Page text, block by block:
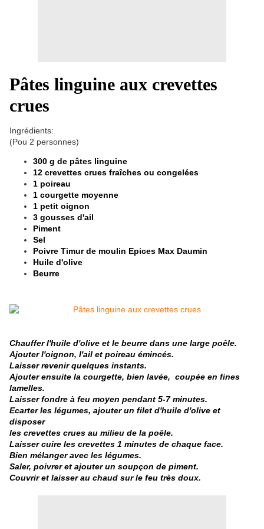
Pâtes linguine aux crevettes
crues
Ingrédients:
(Pou 2 personnes)
300 g de pâtes linguine
12 crevettes crues fraîches ou congelées
1 poireau
1 courgette moyenne
1 petit oignon
3 gousses d'ail
Piment
Sel
Poivre Timur de moulin Epices Max Daumin
Huile d'olive
Beurre
Chauffer l'huile d'olive et le beurre dans une large poêle.
Ajouter l'oignon, l'ail et poireau émincés.
Laisser revenir quelques instants.
Ajouter ensuite la courgette, bien lavée, coupée en fines
lamelles.
Laisser fondre à feu moyen pendant 5-7 minutes.
Ecarter les légumes, ajouter un filet d'huile d'olive et
disposer
les crevettes crues au milieu de la poêle.
Laisser cuire les crevettes 1 minutes de chaque face.
Bien mélanger avec les légumes.
Saler, poivrer et ajouter un soupçon de piment.
Couvrir et laisser au chaud sur le feu très doux.